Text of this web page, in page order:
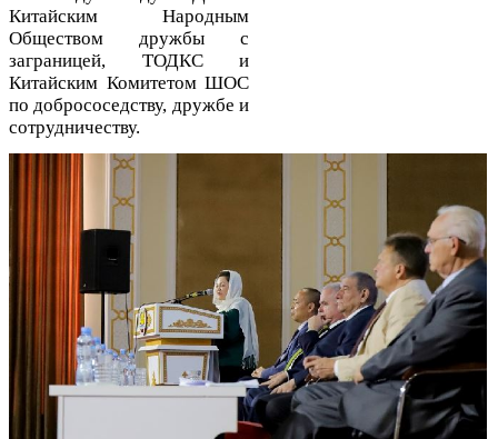
Китайским Народным
Обществом дружбы с
заграницей, ТОДКС и
Китайским Комитетом ШОС
по добрососедству, дружбе и
сотрудничеству.